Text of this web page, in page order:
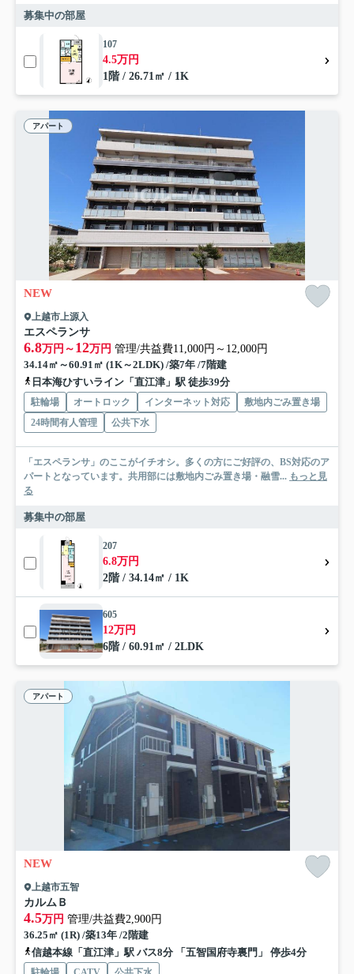
募集中の部屋
107
4.5万円
1階 / 26.71㎡ / 1K
アパート
NEW
上越市上源入
エスペランサ
6.8万円～ 12万円 管理/共益費11,000円～12,000円
34.14㎡～60.91㎡ (1K～2LDK) /築7年 /7階建
日本海ひすいライン「直江津」駅 徒歩39分
駐輪場 オートロック インターネット対応
敷地内ごみ置き場
24時間有人管理
公共下水
「エスペランサ」のここがイチオシ。多くの方にご好評の、BS対応のア
パートとなっています。共用部には敷地内ごみ置き場・融雪... もっと見
る
募集中の部屋
207
6.8万円
2階 / 34.14㎡ / 1K
605
12万円
6階 / 60.91㎡ / 2LDK
アパート
NEW
上越市五智
カルムＢ
4.5万円 管理/共益費2,900円
36.25㎡ (1R) /築13年 /2階建
信越本線「直江津」駅 バス8分 「五智国府寺裏門」 停歩4分